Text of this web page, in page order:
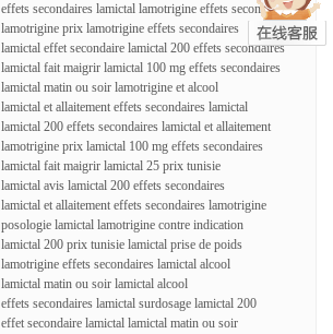
effets secondaires lamictal lamotrigine effets secondaires
lamotrigine prix lamotrigine effets secondaires
lamictal effet secondaire lamictal 200 effets secondaires
lamictal fait maigrir lamictal 100 mg effets secondaires
lamictal matin ou soir lamotrigine et alcool
lamictal et allaitement effets secondaires lamictal
lamictal 200 effets secondaires lamictal et allaitement
lamotrigine prix lamictal 100 mg effets secondaires
lamictal fait maigrir lamictal 25 prix tunisie
lamictal avis lamictal 200 effets secondaires
lamictal et allaitement effets secondaires lamotrigine
posologie lamictal lamotrigine contre indication
lamictal 200 prix tunisie lamictal prise de poids
lamotrigine effets secondaires lamictal alcool
lamictal matin ou soir lamictal alcool
effets secondaires lamictal surdosage lamictal 200
effet secondaire lamictal lamictal matin ou soir